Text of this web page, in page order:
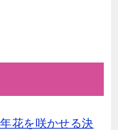
花を咲かせる決